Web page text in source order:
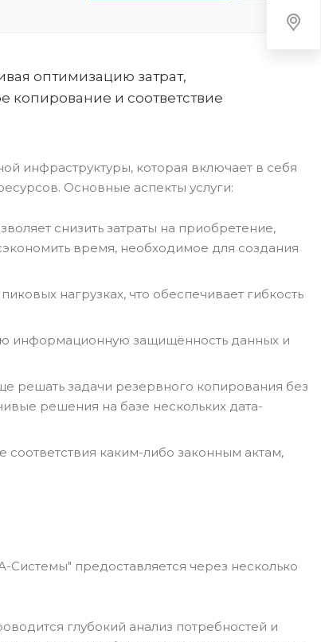
оптимизацию затрат,
и соответствие
инфраструктуры, которая включает в себя
Основные аспекты услуги:
снизить затраты на приобретение,
время, необходимое для создания
нагрузках, что обеспечивает гибкость
информационную защищённость данных и
решать задачи резервного копирования без
решения на базе нескольких дата-
соответствия каким-либо законным актам,
предоставляется через несколько
глубокий анализ потребностей и